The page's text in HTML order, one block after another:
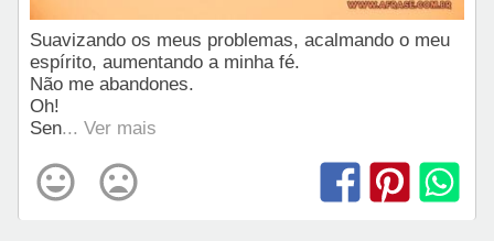
Suavizando os meus problemas, acalmando o meu
espírito, aumentando a minha fé.
Não me abandones.
Oh!
Sen... Ver mais